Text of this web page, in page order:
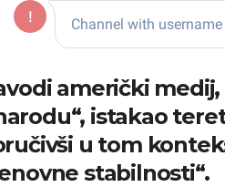
američki
istakao
u tom
stabilnosti“.